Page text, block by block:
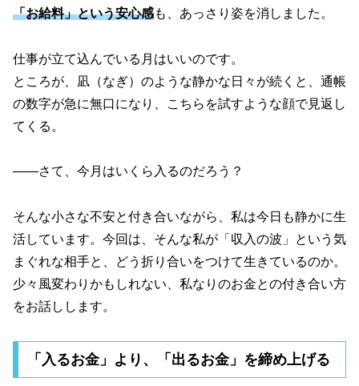
「お給料」という安心感も、あっさり姿を消しました。
仕事が立て込んでいる月はいいのです。
ところが、凪（なぎ）のような静かな日々が続くと、通帳
の数字が急に無口になり、こちらを試すような顔で見返し
てくる。
――さて、今月はいくら入るのだろう？
そんな小さな不安と付き合いながら、私は今日も静かに生
活しています。今回は、そんな私が「収入の波」という気
まぐれな相手と、どう折り合いをつけて生きているのか。
少々風変わりかもしれない、私なりのお金との付き合い方
をお話しします。
「入るお金」より、「出るお金」を締め上げる